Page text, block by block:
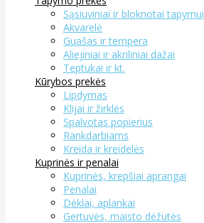
Sąsiuviniai ir bloknotai tapymui
Akvarelė
Guašas ir tempera
Aliejiniai ir akriliniai dažai
Teptukai ir kt.
Kūrybos prekės
Lipdymas
Klijai ir žirklės
Spalvotas popierius
Rankdarbiams
Kreida ir kreidelės
Kuprinės ir penalai
Kuprinės, krepšiai aprangai
Penalai
Dėklai, aplankai
Gertuvės, maisto dėžutės